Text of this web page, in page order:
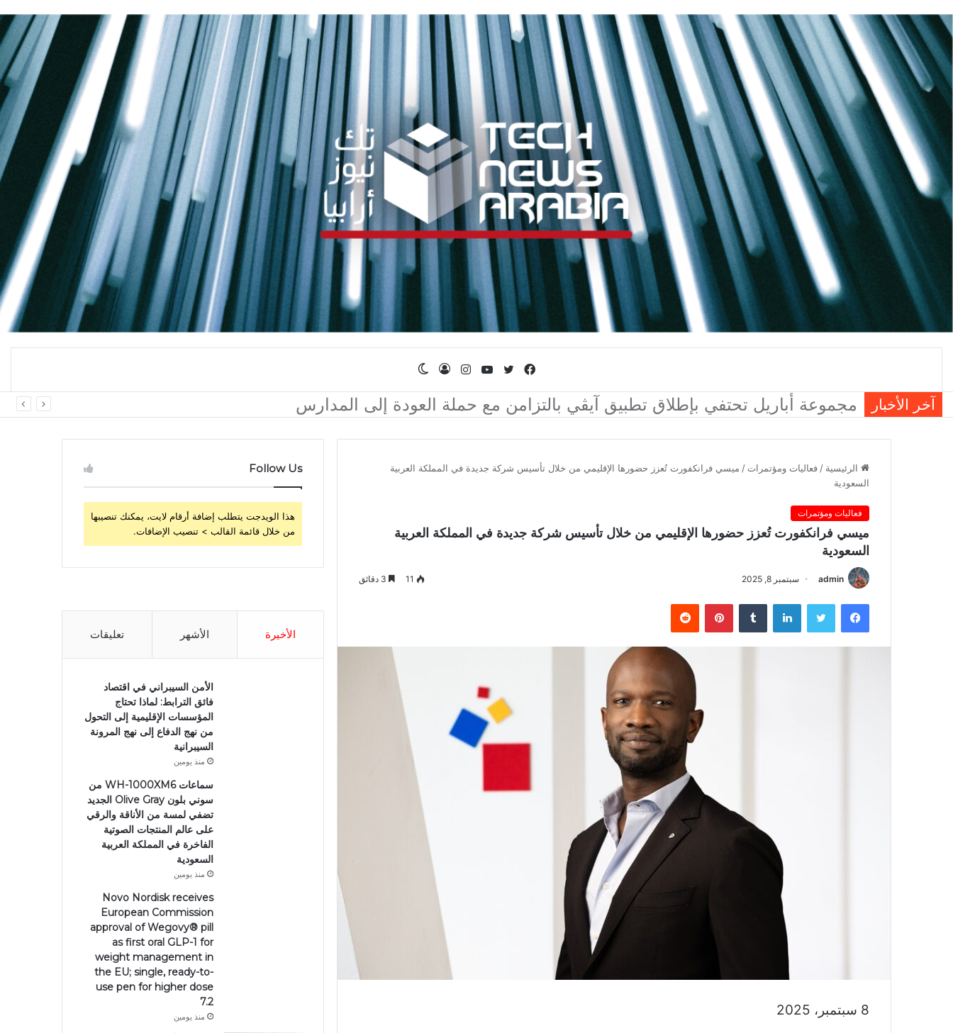
الوضع
المظلم
تسجيل
الدخول
انستقراميوتيوبتويتر
فيسبوك
آخر الأخبار سامسونج تعزز الثقة بالهواتف القابلة للطي عبر معايير جديدة لمتانة الاستخدام اليومي
الرئيسية / فعاليات ومؤتمرات / ميسي فرانكفورت تُعزز حضورها الإقليمي من خلال تأسيس شركة جديدة في المملكة العربية
السعودية
فعاليات ومؤتمرات
ميسي فرانكفورت تُعزز حضورها الإقليمي من خلال تأسيس شركة جديدة في المملكة العربية
السعودية
admin سبتمبر 8, 2025 11
فيسبوك تويتر لينكدإن بينتيريست
8‏ سبتمبر‏، 2025
Follow Us
هذا الويدجت يتطلب إضافة أرقام لايت، يمكنك تنصيبها
من خلال قائمة القالب > تنصيب الإضافات.
الأخيرة الأشهر تعليقات
الأمن السيبراني في اقتصاد
فائق الترابط: لماذا تحتاج
المؤسسات الإقليمية إلى التحول
من نهج الدفاع إلى نهج المرونة
السيبرانية
منذ يومين
سماعات WH-1000XM6 من
سوني بلون Olive Gray الجديد
تضفي لمسة من الأناقة والرقي
على عالم المنتجات الصوتية
الفاخرة في المملكة العربية
السعودية
منذ يومين
Novo Nordisk receives
European Commission
approval of Wegovy®️ pill
as first oral GLP-1 for
weight management in
the EU; single, ready-to-
use pen for higher dose
7.2
منذ يومين